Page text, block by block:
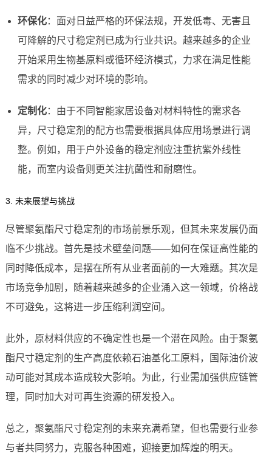
环保化：面对日益严格的环保法规，开发低毒、无害且
可降解的尺寸稳定剂已成为行业共识。越来越多的企业
开始采用生物基原料或循环经济模式，力求在满足性能
需求的同时减少对环境的影响。
定制化：由于不同智能家居设备对材料特性的需求各
异，尺寸稳定剂的配方也需要根据具体应用场景进行调
整。例如，用于户外设备的稳定剂应注重抗紫外线性
能，而室内设备则更关注抗菌性和耐磨性。
3. 未来展望与挑战
尽管聚氨酯尺寸稳定剂的市场前景乐观，但其未来发展仍面
临不少挑战。首先是技术壁垒问题——如何在保证高性能的
同时降低成本，是摆在所有从业者面前的一大难题。其次是
市场竞争加剧，随着越来越多的企业涌入这一领域，价格战
不可避免，这将进一步压缩利润空间。
此外，原材料供应的不确定性也是一个潜在风险。由于聚氨
酯尺寸稳定剂的生产高度依赖石油基化工原料，国际油价波
动可能对其成本造成较大影响。为此，行业需加强供应链管
理，同时加大对可再生资源的研发投入。
总之，聚氨酯尺寸稳定剂的未来充满希望，但也需要行业参
与者共同努力，克服各种困难，迎接更加辉煌的明天。